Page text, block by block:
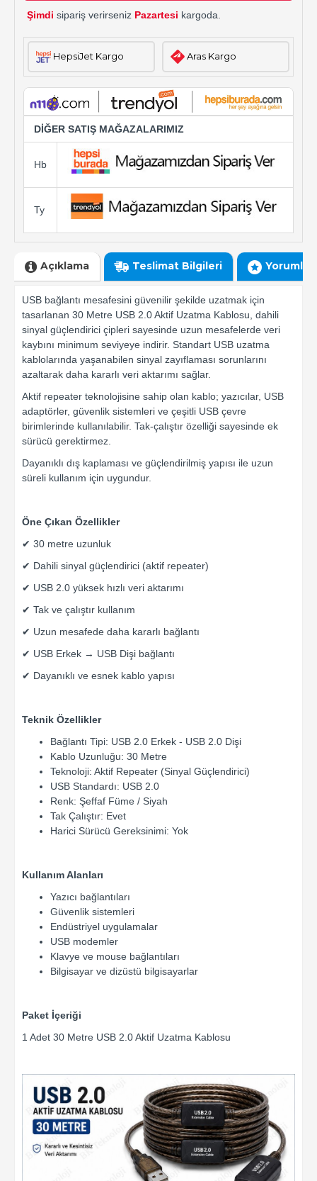
Şimdi sipariş verirseniz Pazartesi kargoda.
HepsiJet Kargo Aras Kargo
DİĞER SATIŞ MAĞAZALARIMIZ
Hb
Ty
Açıklama Teslimat Bilgileri Yorumlar
USB bağlantı mesafesini güvenilir şekilde uzatmak için
tasarlanan 30 Metre USB 2.0 Aktif Uzatma Kablosu, dahili
sinyal güçlendirici çipleri sayesinde uzun mesafelerde veri
kaybını minimum seviyeye indirir. Standart USB uzatma
kablolarında yaşanabilen sinyal zayıflaması sorunlarını
azaltarak daha kararlı veri aktarımı sağlar.
Aktif repeater teknolojisine sahip olan kablo; yazıcılar, USB
adaptörler, güvenlik sistemleri ve çeşitli USB çevre
birimlerinde kullanılabilir. Tak-çalıştır özelliği sayesinde ek
sürücü gerektirmez.
Dayanıklı dış kaplaması ve güçlendirilmiş yapısı ile uzun
süreli kullanım için uygundur.
Öne Çıkan Özellikler
✔ 30 metre uzunluk
✔ Dahili sinyal güçlendirici (aktif repeater)
✔ USB 2.0 yüksek hızlı veri aktarımı
✔ Tak ve çalıştır kullanım
✔ Uzun mesafede daha kararlı bağlantı
✔ USB Erkek → USB Dişi bağlantı
✔ Dayanıklı ve esnek kablo yapısı
Teknik Özellikler
Bağlantı Tipi: USB 2.0 Erkek - USB 2.0 Dişi
Kablo Uzunluğu: 30 Metre
Teknoloji: Aktif Repeater (Sinyal Güçlendirici)
USB Standardı: USB 2.0
Renk: Şeffaf Füme / Siyah
Tak Çalıştır: Evet
Harici Sürücü Gereksinimi: Yok
Kullanım Alanları
Yazıcı bağlantıları
Güvenlik sistemleri
Endüstriyel uygulamalar
USB modemler
Klavye ve mouse bağlantıları
Bilgisayar ve dizüstü bilgisayarlar
Paket İçeriği
1 Adet 30 Metre USB 2.0 Aktif Uzatma Kablosu